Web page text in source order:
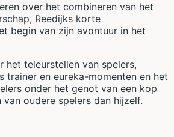
over het combineren van het
Reedijks korte
begin van zijn avontuur in het
het teleurstellen van spelers,
trainer en eureka-momenten en het
onder het genot van een kop
oudere spelers dan hijzelf.